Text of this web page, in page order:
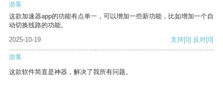
游客
这款加速器app的功能有点单一，可以增加一些新功能，比如增加一个自
动切换线路的功能。
2025-10-19
支持[0] 反对[0]
游客
这款软件简直是神器，解决了我所有问题。